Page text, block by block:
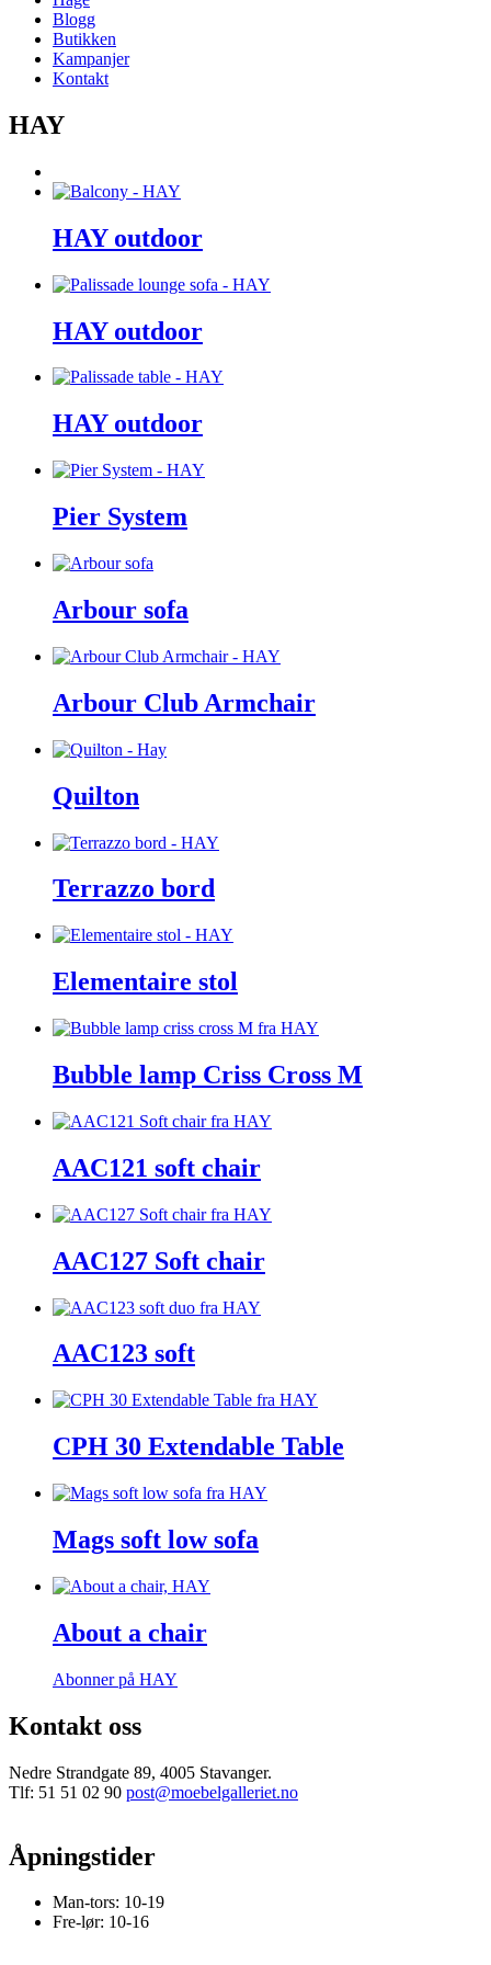
Blogg
Butikken
Kampanjer
Kontakt
HAY
HAY outdoor
HAY outdoor
HAY outdoor
Pier System
Arbour sofa
Arbour Club Armchair
Quilton
Terrazzo bord
Elementaire stol
Bubble lamp Criss Cross M
AAC121 soft chair
AAC127 Soft chair
AAC123 soft
CPH 30 Extendable Table
Mags soft low sofa
About a chair
Abonner på HAY
Kontakt oss
Nedre Strandgate 89, 4005 Stavanger.
Tlf: 51 51 02 90 post@moebelgalleriet.no
Åpningstider
Man-tors: 10-19
Fre-lør: 10-16